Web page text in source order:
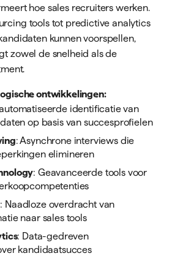
hoe sales recruiters werken.
tools tot predictive analytics
kunnen voorspellen,
zowel de snelheid als de
ontwikkelingen:
identificatie van
op basis van succesprofielen
: Asynchrone interviews die
elimineren
: Geavanceerde tools voor
: Naadloze overdracht van
naar sales tools
: Data-gedreven
kandidaatsucces